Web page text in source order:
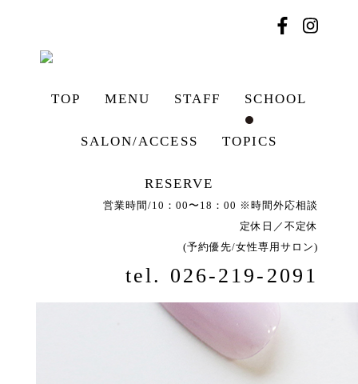
TOP MENU STAFF SCHOOL
SALON/ACCESS TOPICS
RESERVE
営業時間/10：00〜18：00 ※時間外応相談
定休日／不定休
(予約優先/女性専用サロン)
tel. 026-219-2091